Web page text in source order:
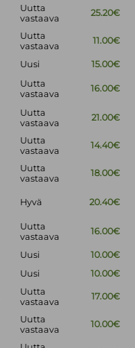
Uutta
vastaava
25.20€
Uutta
vastaava
11.00€
Uusi
15.00€
Uutta
vastaava
16.00€
Uutta
vastaava
21.00€
Uutta
vastaava
14.40€
Uutta
vastaava
18.00€
Hyvä 20.40€
Uutta
vastaava
16.00€
Uusi
10.00€
Uusi 10.00€
Uutta
vastaava
17.00€
Uutta
vastaava
10.00€